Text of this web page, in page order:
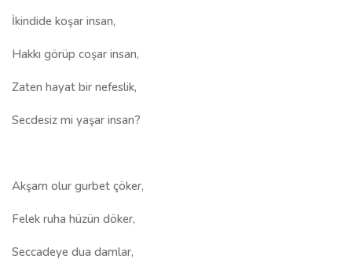
İkindide koşar insan,
Hakkı görüp coşar insan,
Zaten hayat bir nefeslik,
Secdesiz mi yaşar insan?
Akşam olur gurbet çöker,
Felek ruha hüzün döker,
Seccadeye dua damlar,